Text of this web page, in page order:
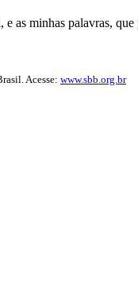
minhas palavras,
Acesse: www.sbb.org.br